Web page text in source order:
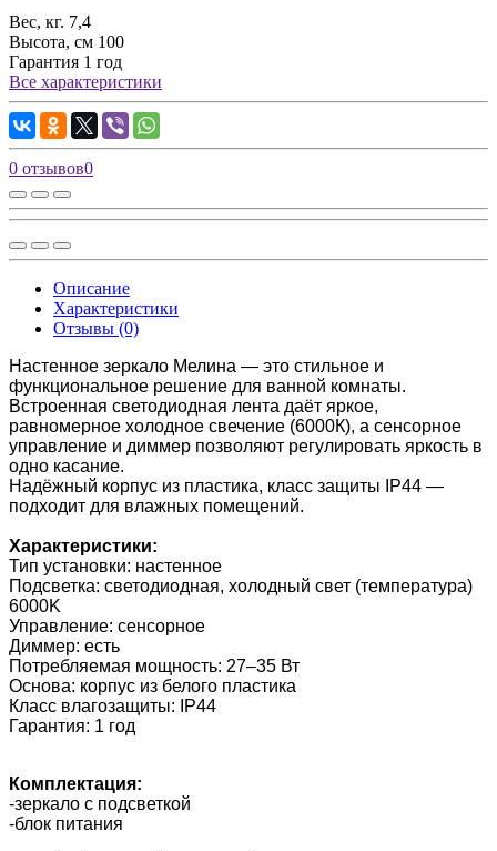
Вес, кг. 7,4
Высота, см 100
Гарантия 1 год
Все характеристики
0 отзывов0
Описание
Характеристики
Отзывы (0)
Настенное зеркало Мелина — это стильное и
функциональное решение для ванной комнаты.
Встроенная светодиодная лента даёт яркое,
равномерное холодное свечение (6000К), а сенсорное
управление и диммер позволяют регулировать яркость в
одно касание.
Надёжный корпус из пластика, класс защиты IP44 —
подходит для влажных помещений.
Характеристики:
Тип установки: настенное
Подсветка: светодиодная, холодный свет (температура)
6000K
Управление: сенсорное
Диммер: есть
Потребляемая мощность: 27–35 Вт
Основа: корпус из белого пластика
Класс влагозащиты: IP44
Гарантия: 1 год
Комплектация:
-зеркало с подсветкой
-блок питания